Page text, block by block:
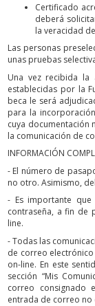
Certificado
deberá
la veracidad
Las personas
unas pruebas
Una vez recibida la
establecidas por la
beca le será
para la
cuya documentación
la comunicación de
INFORMACIÓN
- El número de
no otro. Asimismo,
- Es importante
contraseña, a fin de
line.
- Todas las
de correo
on-line. En este
sección “Mis
correo consignado
entrada de correo no